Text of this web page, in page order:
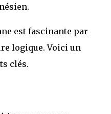
est fascinante par
logique. Voici un
clés.